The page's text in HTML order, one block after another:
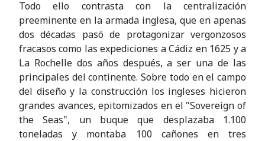
Todo ello contrasta con la centralización
preeminente en la armada inglesa, que en apenas
dos décadas pasó de protagonizar vergonzosos
fracasos como las expediciones a Cádiz en 1625 y a
La Rochelle dos años después, a ser una de las
principales del continente. Sobre todo en el campo
del diseño y la construcción los ingleses hicieron
grandes avances, epitomizados en el "Sovereign of
the Seas", un buque que desplazaba 1.100
toneladas y montaba 100 cañones en tres